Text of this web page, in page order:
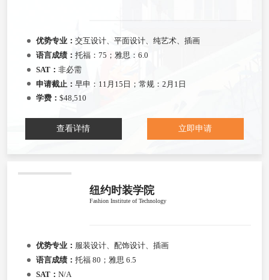
优势专业： 交互设计、平面设计、纯艺术、插画
语言成绩： 托福：75；雅思：6.0
SAT： 非必需
申请截止： 早申：11月15日；常规：2月1日
学费： $48,510
查看详情 立即申请
纽约时装学院
Fashion Institute of Technology
优势专业： 服装设计、配饰设计、插画
语言成绩： 托福 80；雅思 6.5
SAT： N/A